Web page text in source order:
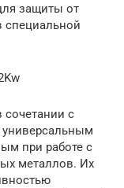
защиты от
специальной
сочетании с
универсальным
при работе с
металлов. Их